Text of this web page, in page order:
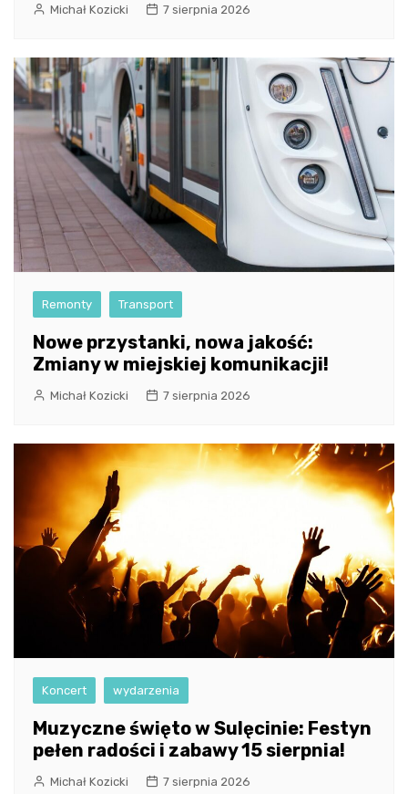
Michał Kozicki 7 sierpnia 2026
Remonty Transport
Nowe przystanki, nowa jakość:
Zmiany w miejskiej komunikacji!
Michał Kozicki 7 sierpnia 2026
Koncert wydarzenia
Muzyczne święto w Sulęcinie: Festyn
pełen radości i zabawy 15 sierpnia!
Michał Kozicki 7 sierpnia 2026